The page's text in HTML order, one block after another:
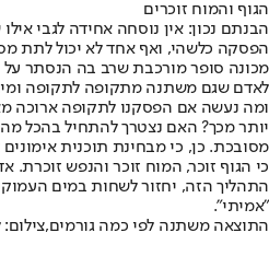
הגוף והמוח זוכרים
הבנתם נכון: אין נוסחה אחידה לגבי
הפסקה כלשהי, ואף אחד לא יכול לתת
מכונה סופר מורכבת שרב בה הנסתר על
לאדם שגם משתנה מתקופה לתקופה
ומה נעשה אם הפסקנו לתקופה ארוכה
יותר מכך? האם נצטרך להתחיל בהכל
מסובכת. כן, כי מבחינת תוכנית
כי הגוף זוכר, המוח זוכר והנפש
התהליך הזה, יחזור לשחות במים
"אמיתי".
התוצאה משתנה לפי כמה גורמים,צילום: